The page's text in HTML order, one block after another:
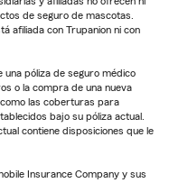
de seguro de mascotas.
afiliada con Trupanion ni con
una póliza de seguro médico
o la compra de una nueva
las coberturas para
bajo su póliza actual.
contiene disposiciones que le
Insurance Company y sus